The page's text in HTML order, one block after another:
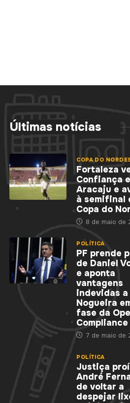
Últimas notícias
COPA DO
Fortaleza
Confiança
Aracaju e
à semifinal
Copa do
8 de maio de
POLÍTICA
PF prende
de Daniel
e aponta
vantagens
indevidas
Nogueira
fase da
7 de maio de
POLÍTICA
Justiça
André
de voltar a
despejar